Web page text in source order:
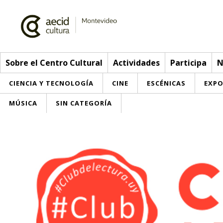
Sobre el Centro Cultural Actividades Participa
CIENCIA Y TECNOLOGÍA CINE ESCÉNICAS
MÚSICA SIN CATEGORÍA
Instalaciones
Visítanos
> Ir a Actividades
Esta semana
Inscripciones
Participa
Envíanos tu propuesta
Buzón de sugerencias
Noticias
Convocatorias